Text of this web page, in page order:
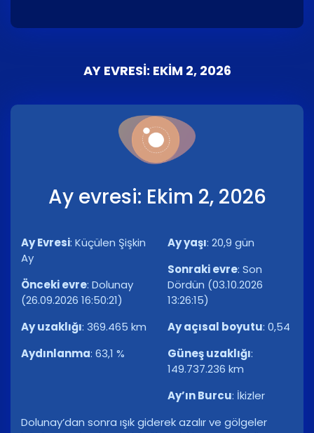
AY EVRESI: EKIM 2, 2026
Ay evresi: Ekim 2, 2026
Ay Evresi: Küçülen Şişkin
Ay
Önceki evre: Dolunay
(26.09.2026 16:50:21)
Ay uzaklığı: 369.465 km
Aydınlanma: 63,1 %
Ay yaşı: 20,9 gün
Sonraki evre: Son
Dördün (03.10.2026
13:26:15)
Ay açısal boyutu: 0,54
Güneş uzaklığı:
149.737.236 km
Ay’ın Burcu: İkizler
Dolunay’dan sonra ışık giderek azalır ve gölgeler